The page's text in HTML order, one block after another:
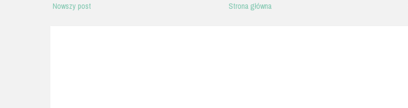
Nowszy post Strona główna